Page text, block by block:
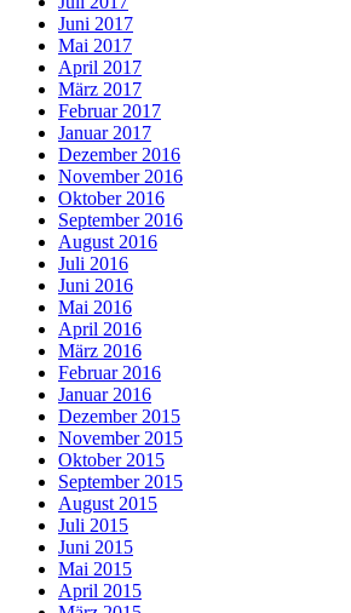
Juni 2017
Mai 2017
April 2017
März 2017
Februar 2017
Januar 2017
Dezember 2016
November 2016
Oktober 2016
September 2016
August 2016
Juli 2016
Juni 2016
Mai 2016
April 2016
März 2016
Februar 2016
Januar 2016
Dezember 2015
November 2015
Oktober 2015
September 2015
August 2015
Juli 2015
Juni 2015
Mai 2015
April 2015